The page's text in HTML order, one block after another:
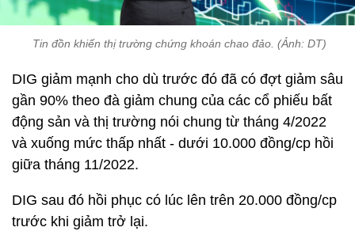
Tin đồn khiến thị trường chứng khoán chao đảo. (Ảnh: DT)
DIG giảm mạnh cho dù trước đó đã có đợt giảm sâu
gần 90% theo đà giảm chung của các cổ phiếu bất
động sản và thị trường nói chung từ tháng 4/2022
và xuống mức thấp nhất - dưới 10.000 đồng/cp hồi
giữa tháng 11/2022.
DIG sau đó hồi phục có lúc lên trên 20.000 đồng/cp
trước khi giảm trở lại.